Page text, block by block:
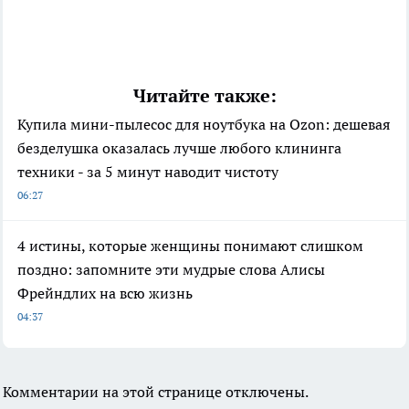
Читайте также:
Купила мини-пылесос для ноутбука на Ozon: дешевая
безделушка оказалась лучше любого клининга
техники - за 5 минут наводит чистоту
06:27
4 истины, которые женщины понимают слишком
поздно: запомните эти мудрые слова Алисы
Фрейндлих на всю жизнь
04:37
Комментарии на этой странице отключены.